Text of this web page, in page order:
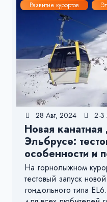
Развитие курортов
28 Авг, 2024 2-3
Новая
Эльбрусе:
особенности и
На горнолыжном
тестовый запуск
гондольного типа